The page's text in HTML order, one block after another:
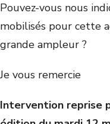
Pouvez-vous nous
mobilisés pour cette
grande ampleur ?
Je vous remercie
Intervention reprise